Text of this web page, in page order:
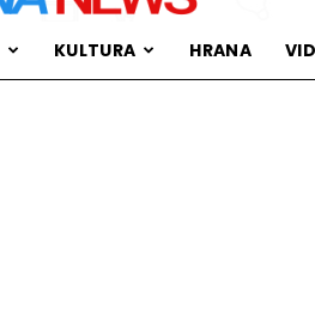
KULTURA HRANA